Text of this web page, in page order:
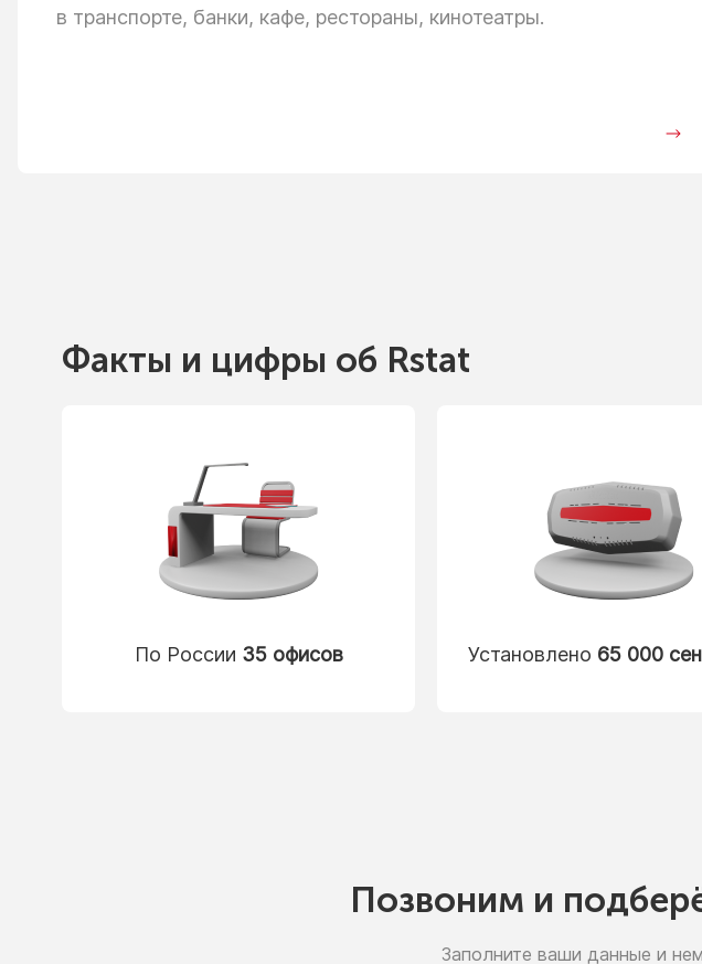
в транспорте, банки, кафе, рестораны, кинотеатры.
Факты и цифры об Rstat
По России 35 офисов Установлено 65 000
Позвоним и
Заполните ваши данные и